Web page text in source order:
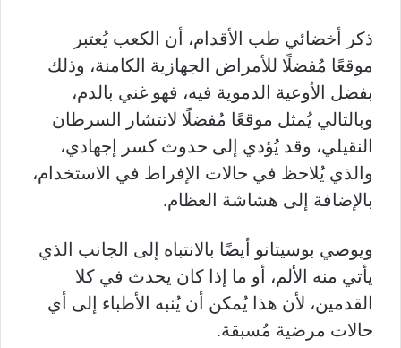
ذكر أخضائي طب الأقدام، أن الكعب يُعتبر
موقعًا مُفضلًا للأمراض الجهازية الكامنة، وذلك
بفضل الأوعية الدموية فيه، فهو غني بالدم،
وبالتالي يُمثل موقعًا مُفضلًا لانتشار السرطان
النقيلي، وقد يُؤدي إلى حدوث كسر إجهادي،
والذي يُلاحظ في حالات الإفراط في الاستخدام،
بالإضافة إلى هشاشة العظام.
ويوصي بوسيتانو أيضًا بالانتباه إلى الجانب الذي
يأتي منه الألم، أو ما إذا كان يحدث في كلا
القدمين، لأن هذا يُمكن أن يُنبه الأطباء إلى أي
حالات مرضية مُسبقة.